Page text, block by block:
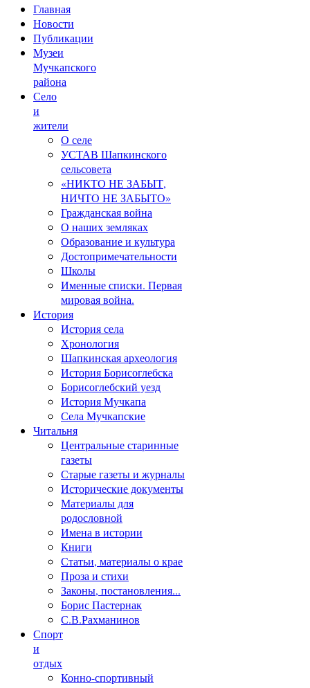
Главная
Новости
Публикации
Музеи
Мучкапского
района
Село
и
жители
О селе
УСТАВ Шапкинского
сельсовета
«НИКТО НЕ ЗАБЫТ,
НИЧТО НЕ ЗАБЫТО»
Гражданская война
О наших земляках
Образование и культура
Достопримечательности
Школы
Именные списки. Первая
мировая война.
История
История села
Хронология
Шапкинская археология
История Борисоглебска
Борисоглебский уезд
История Мучкапа
Села Мучкапские
Читальня
Центральные старинные
газеты
Старые газеты и журналы
Исторические документы
Материалы для
родословной
Имена в истории
Книги
Статьи, материалы о крае
Проза и стихи
Законы, постановления...
Борис Пастернак
С.В.Рахманинов
Спорт
и
отдых
Конно-спортивный